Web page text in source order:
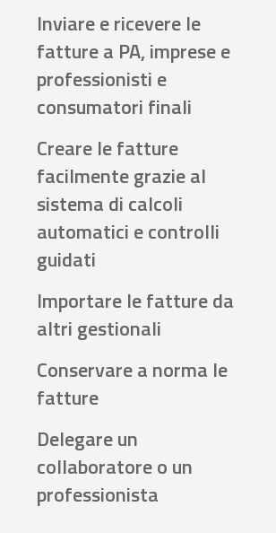
Inviare e ricevere le
fatture a PA, imprese e
professionisti e
consumatori finali
Creare le fatture
facilmente grazie al
sistema di calcoli
automatici e controlli
guidati
Importare le fatture da
altri gestionali
Conservare a norma le
fatture
Delegare un
collaboratore o un
professionista